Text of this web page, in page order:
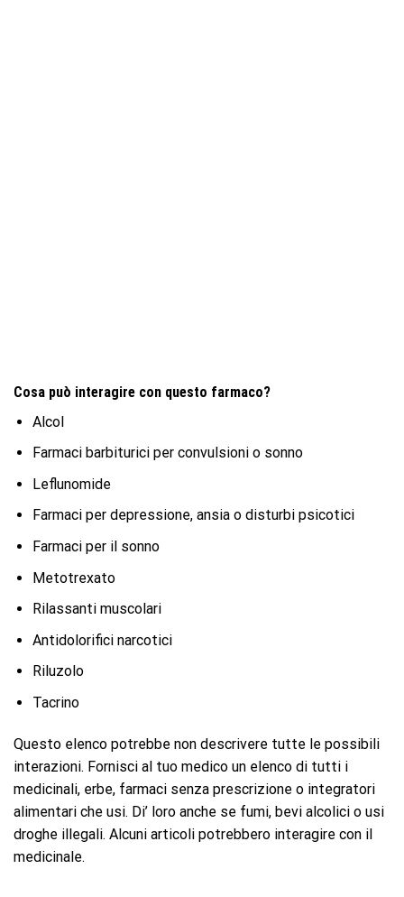
Cosa può interagire con questo farmaco?
Alcol
Farmaci barbiturici per convulsioni o sonno
Leflunomide
Farmaci per depressione, ansia o disturbi psicotici
Farmaci per il sonno
Metotrexato
Rilassanti muscolari
Antidolorifici narcotici
Riluzolo
Tacrino
Questo elenco potrebbe non descrivere tutte le possibili
interazioni. Fornisci al tuo medico un elenco di tutti i
medicinali, erbe, farmaci senza prescrizione o integratori
alimentari che usi. Di’ loro anche se fumi, bevi alcolici o usi
droghe illegali. Alcuni articoli potrebbero interagire con il
medicinale.